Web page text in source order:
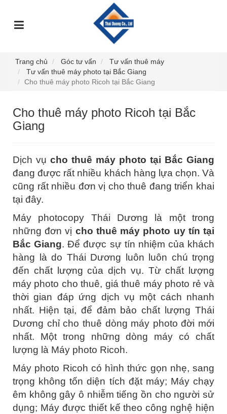
CHỦ
THIỆU
VỤ
KIỆN
TƯ
PHẨM
Trang chủ Góc tư vấn
Tư vấn thuê máy
Tư vấn thuê máy photo tại Bắc Giang
Cho thuê máy photo Ricoh tại Bắc Giang
Cho thuê máy photo Ricoh tại Bắc
Giang
Dịch vụ cho thuê máy photo tại Bắc Giang
đang được rất nhiều khách hàng lựa chọn. Và
cũng rất nhiều đơn vị cho thuê đang triển khai
tại đây.
Máy photocopy Thái Dương là một trong
những đơn vị cho thuê máy photo uy tín tại
Bắc Giang. Để được sự tín nhiệm của khách
hàng là do Thái Dương luôn luôn chú trọng
đến chất lượng của dịch vụ. Từ chất lượng
máy photo cho thuê, giá thuê máy photo rẻ và
thời gian đáp ứng dịch vụ một cách nhanh
nhất. Hiện tại, để đảm bảo chất lượng Thái
Dương chỉ cho thuê dòng máy photo đời mới
nhất. Một trong những dòng máy có chất
lượng là Máy photo Ricoh.
Máy photo Ricoh có hình thức gọn nhẹ, sang
trọng không tốn diện tích đặt máy; Máy chạy
êm không gây ô nhiễm tiếng ồn cho người sử
dụng; Máy được thiết kế theo công nghệ hiện